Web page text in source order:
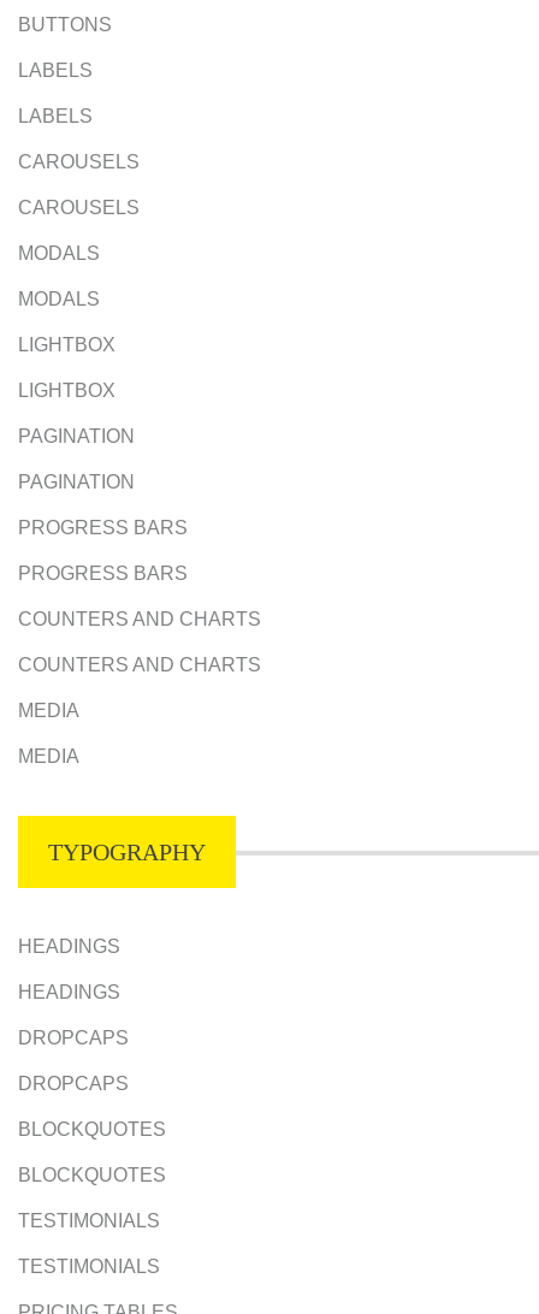
BUTTONS
LABELS
LABELS
CAROUSELS
CAROUSELS
MODALS
MODALS
LIGHTBOX
LIGHTBOX
PAGINATION
PAGINATION
PROGRESS BARS
PROGRESS BARS
COUNTERS AND CHARTS
COUNTERS AND CHARTS
MEDIA
MEDIA
TYPOGRAPHY
HEADINGS
HEADINGS
DROPCAPS
DROPCAPS
BLOCKQUOTES
BLOCKQUOTES
TESTIMONIALS
TESTIMONIALS